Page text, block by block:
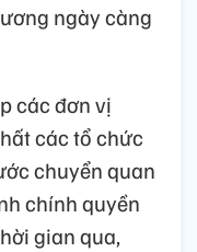
ngày càng
các đơn vị
các tổ chức
chuyển quan
chính quyền
gian qua,